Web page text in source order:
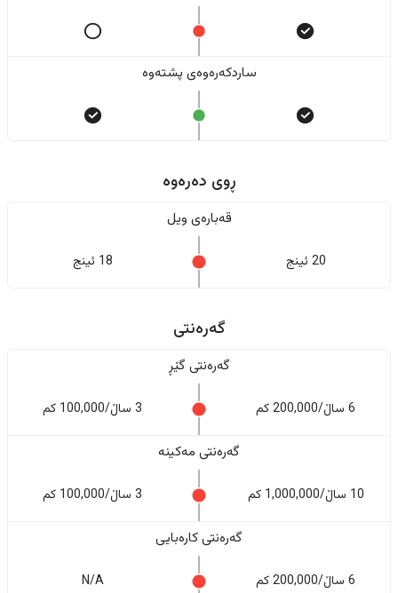
ساردکەرەوەی پشتەوە
ڕوی دەرەوە
قەبارەی ویل
20 ئینج 18 ئینج
گەرەنتی
گەرەنتی گێڕ
6 ساڵ/200,000 کم 3 ساڵ/100,000 کم
گەرەنتی مەکینە
10 ساڵ/1,000,000 کم 3 ساڵ/100,000 کم
گەرەنتی کارەبایی
6 ساڵ/200,000 کم N/A